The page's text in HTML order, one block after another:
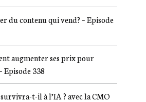
du contenu qui vend? – Episode
augmenter ses prix pour
Episode 338
t-il à l’IA ? avec la CMO